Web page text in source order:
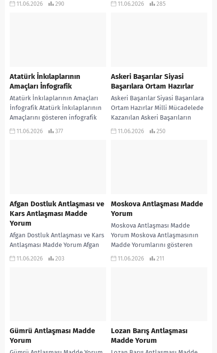
11.06.2026 290 11.06.2026 285
Atatürk İnkılaplarının
Amaçları İnfografik
Atatürk İnkılaplarının Amaçları
İnfografik Atatürk İnkılaplarının
Amaçlarını gösteren infografik
çalışmadır… KONU ANLATIMLI
11.06.2026 377
Askeri Başarılar Siyasi
Başarılara Ortam Hazırlar
Askeri Başarılar Siyasi Başarılara
Ortam Hazırlar Milli Mücadelede
Kazanılan Askeri Başarıların
Siyasi Başarılara Ortam
11.06.2026 250
Afgan Dostluk Antlaşması ve
Kars Antlaşması Madde
Yorum
Afgan Dostluk Antlaşması ve Kars
Antlaşması Madde Yorum Afgan
Dostluk Antlaşması ve Kars
11.06.2026 203
Moskova Antlaşması Madde
Yorum
Moskova Antlaşması Madde
Yorum Moskova Antlaşmasının
Madde Yorumlarını gösteren
infografik çalışmadır… KONU
11.06.2026 211
Gümrü Antlaşması Madde
Yorum
Lozan Barış Antlaşması
Madde Yorum